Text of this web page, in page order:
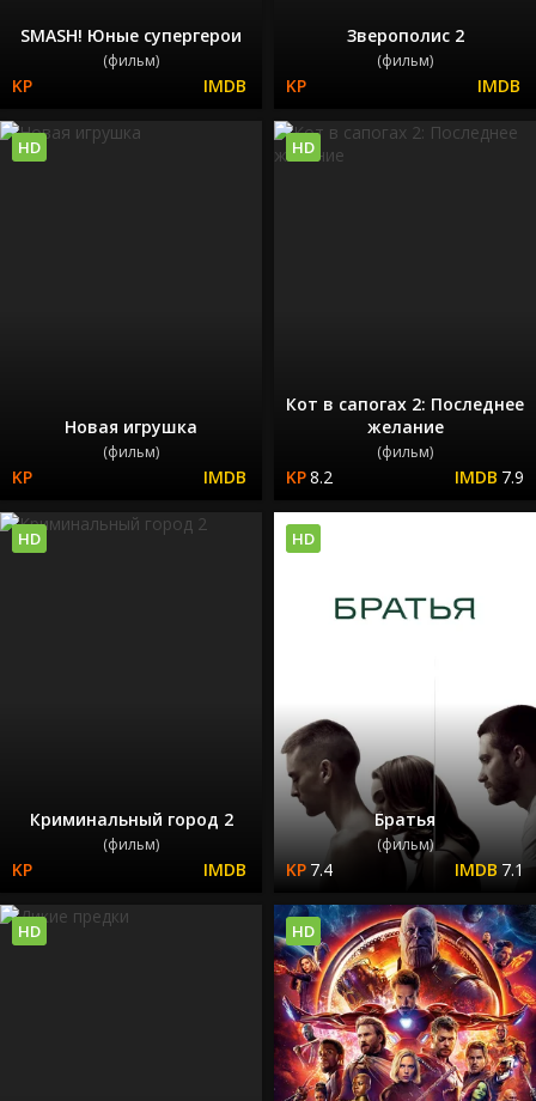
SMASH! Юные супергерои
(фильм)
Зверополис 2
(фильм)
Новая игрушка
(фильм)
HD
Кот в сапогах 2: Последнее
желание
(фильм)
8.2 7.9
HD
Криминальный город 2
(фильм)
HD
Братья
(фильм)
7.4 7.1
HD
HD HD